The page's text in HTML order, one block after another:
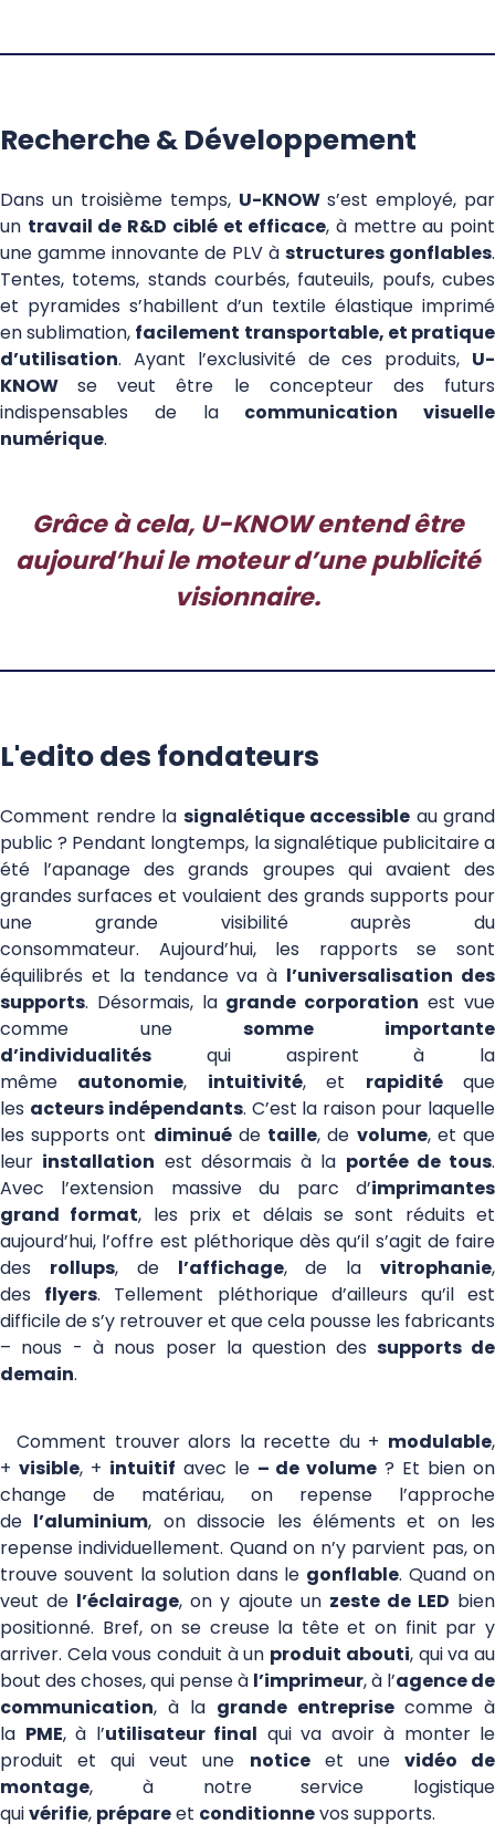
Recherche & Développement
Dans un troisième temps, U-KNOW s’est employé, par
un travail de R&D ciblé et efficace, à mettre au point
une gamme innovante de PLV à structures gonflables.
Tentes, totems, stands courbés, fauteuils, poufs, cubes
et pyramides s’habillent d’un textile élastique imprimé
en sublimation, facilement transportable, et pratique
d’utilisation. Ayant l’exclusivité de ces produits, U-
KNOWse veut être le concepteur des futurs
indispensables de la communication visuelle
numérique.
Grâce à cela, U-KNOWentend être
aujourd’hui le moteur d’une publicité
visionnaire.
L'edito des fondateurs
Comment rendre la signalétique accessible au grand
public ? Pendant longtemps, la signalétique publicitaire a
été l’apanage des grands groupes qui avaient des
grandes surfaces et voulaient des grands supports pour
une grande visibilité auprès du
consommateur. Aujourd’hui, les rapports se sont
équilibrés et la tendance va à l’universalisation des
supports. Désormais, la grande corporation est vue
comme unesomme importante
d’individualités qui aspirent à la
même autonomie, intuitivité, et rapiditéque
les acteurs indépendants. C’est la raison pour laquelle
les supports ont diminuéde taille, de volume, et que
leur installation est désormais à la portée de tous.
Avec l’extension massive du parc d’imprimantes
grand format, les prix et délais se sont réduits et
aujourd’hui, l’offre est pléthorique dès qu’il s’agit de faire
des rollups, de l’affichage, de lavitrophanie,
des flyers. Tellement pléthorique d’ailleurs qu’il est
difficile de s’y retrouver et que cela pousse les fabricants
– nous - à nous poser la question des supports de
demain.
Comment trouver alors la recette du + modulable,
+ visible, + intuitif avec le – de volume ? Et bien on
change de matériau, on repense l’approche
de l’aluminium, on dissocie les éléments et on les
repense individuellement. Quand on n’y parvient pas, on
trouve souvent la solution dans le gonflable. Quand on
veut de l’éclairage, on y ajoute un zeste de LED bien
positionné. Bref, on se creuse la tête et on finit par y
arriver. Cela vous conduit à un produit abouti, qui va au
bout des choses, qui pense à l’imprimeur, à l’agence de
communication, à la grande entreprise comme à
la PME, à l’utilisateur final qui va avoir à monter le
produit et qui veut une noticeet une vidéo de
montage, à notre service logistique
quivérifie, prépareet conditionnevos supports.